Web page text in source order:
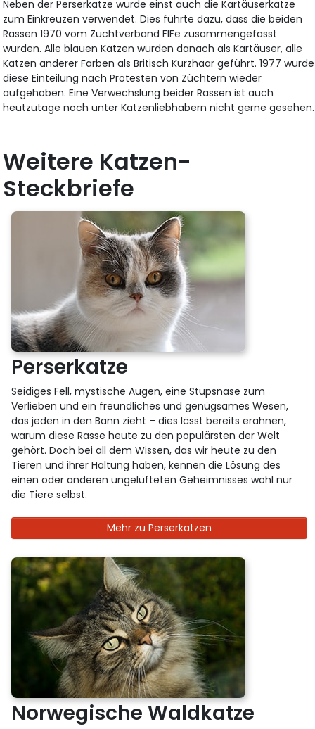
Neben der Perserkatze wurde einst auch die Kartäuserkatze
zum Einkreuzen verwendet. Dies führte dazu, dass die beiden
Rassen 1970 vom Zuchtverband FIFe zusammengefasst
wurden. Alle blauen Katzen wurden danach als Kartäuser, alle
Katzen anderer Farben als Britisch Kurzhaar geführt. 1977 wurde
diese Einteilung nach Protesten von Züchtern wieder
aufgehoben. Eine Verwechslung beider Rassen ist auch
heutzutage noch unter Katzenliebhabern nicht gerne gesehen.
Weitere Katzen-
Steckbriefe
Perserkatze
Seidiges Fell, mystische Augen, eine Stupsnase zum
Verlieben und ein freundliches und genügsames Wesen,
das jeden in den Bann zieht – dies lässt bereits erahnen,
warum diese Rasse heute zu den populärsten der Welt
gehört. Doch bei all dem Wissen, das wir heute zu den
Tieren und ihrer Haltung haben, kennen die Lösung des
einen oder anderen ungelüfteten Geheimnisses wohl nur
die Tiere selbst.
Mehr zu Perserkatzen
Norwegische Waldkatze